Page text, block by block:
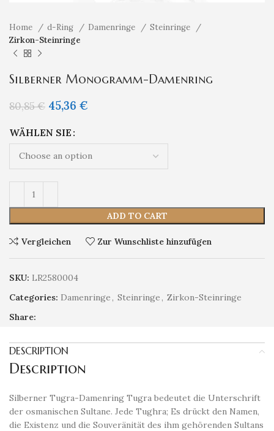
Home d-Ring Damenringe
Steinringe
Zirkon-Steinringe
Silberner Monogramm-Damenring
80,85€ 45,36 €
WÄHLEN SIE
ADD TO CART
Vergleichen Zur Wunschliste hinzufügen
SKU: LR2580004
Categories: Damenringe, Steinringe, Zirkon-Steinringe
Share:
DESCRIPTION
Description
Silberner Tugra-Damenring Tugra bedeutet die Unterschrift
der osmanischen Sultane. Jede Tughra; Es drückt den Namen,
die Existenz und die Souveränität des ihm gehörenden Sultans